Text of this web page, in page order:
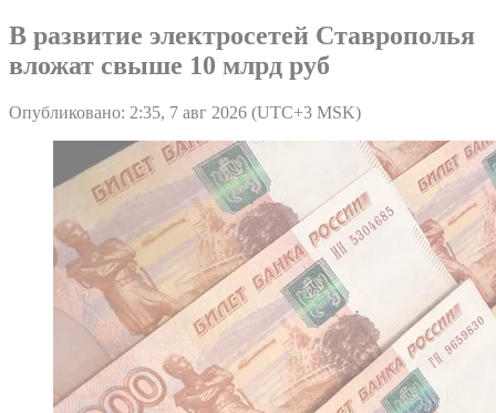
В развитие электросетей Ставрополья
вложат свыше 10 млрд руб
Опубликовано: 2:35, 7 авг 2026 (UTC+3 MSK)